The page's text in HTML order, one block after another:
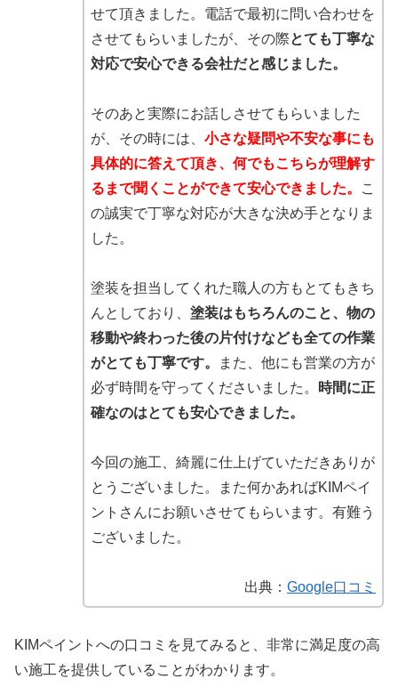
せて頂きました。電話で最初に問い合わせを
させてもらいましたが、その際とても丁寧な
対応で安心できる会社だと感じました。
そのあと実際にお話しさせてもらいました
が、その時には、 小さな疑問や不安な事にも
具体的に答えて頂き、何でもこちらが理解す
るまで聞くことができて安心できました。
こ
の誠実で丁寧な対応が大きな決め手となりま
した。
塗装を担当してくれた職人の方もとてもきち
んとしており、 塗装はもちろんのこと、物の
移動や終わった後の片付けなども全ての作業
がとても丁寧です。
また、他にも営業の方が
必ず時間を守ってくださいました。
時間に正
確なのはとても安心できました。
今回の施工、綺麗に仕上げていただきありが
とうございました。また何かあればKIMペイ
ントさんにお願いさせてもらいます。有難う
ございました。
出典： Google口コミ
KIMペイントへの口コミを見てみると、非常に満足度の高
い施工を提供していることがわかります。